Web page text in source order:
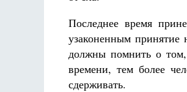
Последнее время
узаконенным
должны помнить о том,
времени, тем более
сдерживать.